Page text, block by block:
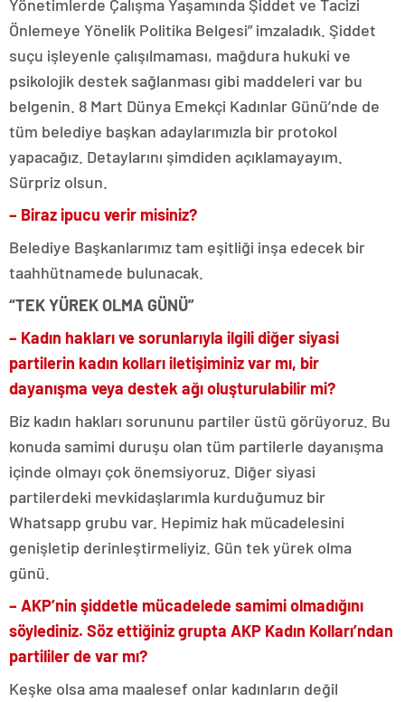
Yönetimlerde Çalışma Yaşamında Şiddet ve Tacizi
Önlemeye Yönelik Politika Belgesi” imzaladık. Şiddet
suçu işleyenle çalışılmaması, mağdura hukuki ve
psikolojik destek sağlanması gibi maddeleri var bu
belgenin. 8 Mart Dünya Emekçi Kadınlar Günü’nde de
tüm belediye başkan adaylarımızla bir protokol
yapacağız. Detaylarını şimdiden açıklamayayım.
Sürpriz olsun.
– Biraz ipucu verir misiniz?
Belediye Başkanlarımız tam eşitliği inşa edecek bir
taahhütnamede bulunacak.
“TEK YÜREK OLMA GÜNÜ”
– Kadın hakları ve sorunlarıyla ilgili diğer siyasi
partilerin kadın kolları iletişiminiz var mı, bir
dayanışma veya destek ağı oluşturulabilir mi?
Biz kadın hakları sorununu partiler üstü görüyoruz. Bu
konuda samimi duruşu olan tüm partilerle dayanışma
içinde olmayı çok önemsiyoruz. Diğer siyasi
partilerdeki mevkidaşlarımla kurduğumuz bir
Whatsapp grubu var. Hepimiz hak mücadelesini
genişletip derinleştirmeliyiz. Gün tek yürek olma
günü.
– AKP’nin şiddetle mücadelede samimi olmadığını
söylediniz. Söz ettiğiniz grupta AKP Kadın Kolları’ndan
partililer de var mı?
Keşke olsa ama maalesef onlar kadınların değil